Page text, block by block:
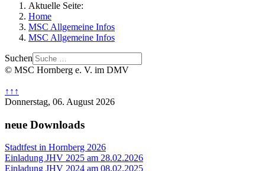
Aktuelle Seite:
Home
MSC Allgemeine Infos
MSC Allgemeine Infos
Suchen
© MSC Hornberg e. V. im DMV
↑↑↑
Donnerstag, 06. August 2026
neue Downloads
Stadtfest in Hornberg 2026
Einladung JHV 2025 am 28.02.2026
Einladung JHV 2024 am 08.02.2025